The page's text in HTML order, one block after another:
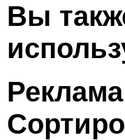
Вы
Реклама